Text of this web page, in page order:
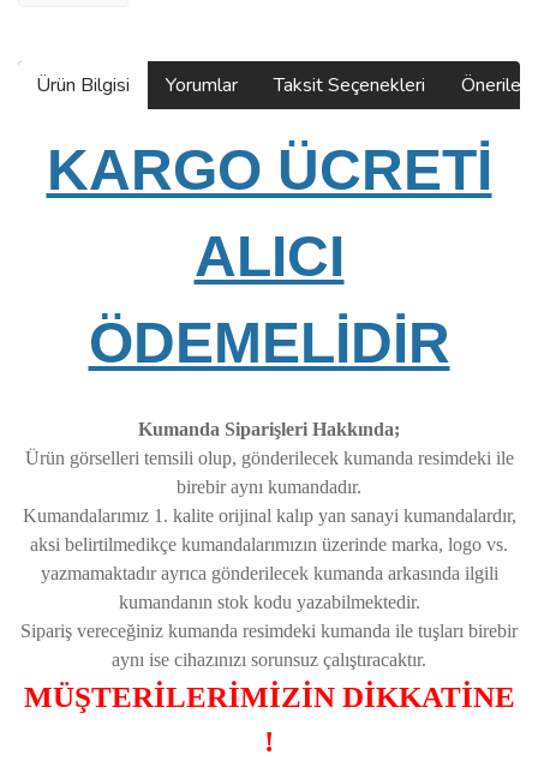
Ürün Bilgisi Yorumlar Taksit Seçenekleri
KARGO ÜCRETİ
ALICI
ÖDEMELİDİR
Kumanda Siparişleri Hakkında;
Ürün görselleri temsili olup, gönderilecek kumanda resimdeki ile
birebir aynı kumandadır.
Kumandalarımız 1. kalite orijinal kalıp yan sanayi kumandalardır,
aksi belirtilmedikçe kumandalarımızın üzerinde marka, logo vs.
yazmamaktadır ayrıca gönderilecek kumanda arkasında ilgili
kumandanın stok kodu yazabilmektedir.
Sipariş vereceğiniz kumanda resimdeki kumanda ile tuşları birebir
aynı ise cihazınızı sorunsuz çalıştıracaktır.
MÜŞTERİLERİMİZİN DİKKATİNE
!